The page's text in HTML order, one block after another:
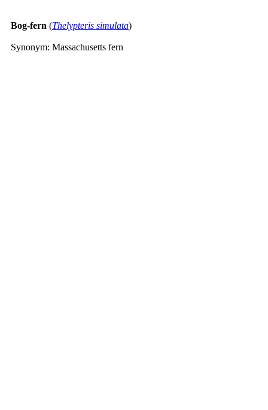
Bog-fern (Thelypteris simulata)
Synonym: Massachusetts fern